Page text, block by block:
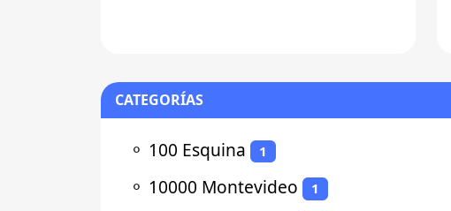
CATEGORÍAS
⚬ 100 Esquina 1
⚬ 10000 Montevideo 1